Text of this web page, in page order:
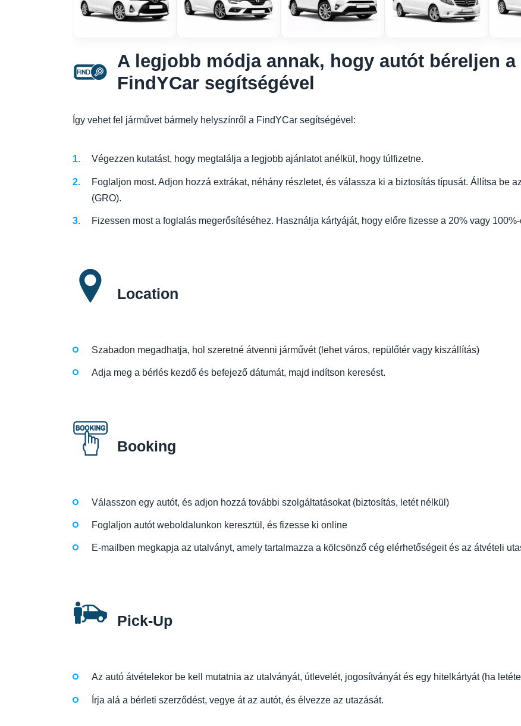
A legjobb módja annak, hogy autót béreljen
FindYCar segítségével
Így vehet fel járművet bármely helyszínről a FindYCar segítségével:
Végezzen kutatást, hogy megtalálja a legjobb ajánlatot anélkül, hogy túlfizetne.
Foglaljon most. Adjon hozzá extrákat, néhány részletet, és válassza ki a biztosítás típusát. Állítsa be
(GRO).
Fizessen most a foglalás megerősítéséhez. Használja kártyáját, hogy előre fizesse a 20% vagy 100%-
Location
Szabadon megadhatja, hol szeretné átvenni járművét (lehet város, repülőtér vagy kiszállítás)
Adja meg a bérlés kezdő és befejező dátumát, majd indítson keresést.
Booking
Válasszon egy autót, és adjon hozzá további szolgáltatásokat (biztosítás, letét nélkül)
Foglaljon autót weboldalunkon keresztül, és fizesse ki online
E-mailben megkapja az utalványt, amely tartalmazza a kölcsönző cég elérhetőségeit és az átvételi
Pick-Up
Az autó átvételekor be kell mutatnia az utalványát, útlevelét, jogosítványát és egy hitelkártyát (ha
Írja alá a bérleti szerződést, vegye át az autót, és élvezze az utazását.